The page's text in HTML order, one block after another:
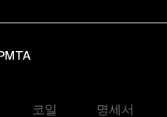
코일 명세서